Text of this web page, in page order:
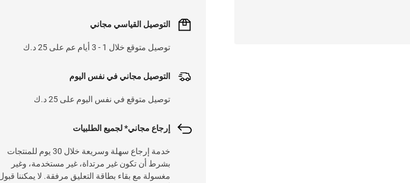
التوصيل القياسي مجاني
توصيل متوقع خلال 1 - 3 أيام عم على 25 د.ك
التوصيل مجاني في نفس اليوم
توصيل متوقع في نفس اليوم على 25 د.ك
إرجاع مجاني* لجميع الطلبيات
خدمة إرجاع سهلة وسريعة خلال 30 يوم للمنتجات
بشرط أن تكون غير مرتداة، غير مستخدمة، وغير
مغسولة مع بقاء بطاقة التعليق مرفقة. لا يمكننا